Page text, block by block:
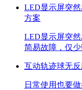
LED显示屏突
方案
LED显示屏突
简易故障，仅
互动轨迹球无
日常使用也要